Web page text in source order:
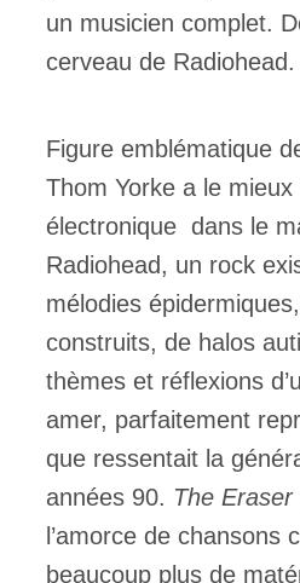
un musicien complet.
cerveau de Radiohead.
Figure emblématique
Thom Yorke a le
électronique dans le
Radiohead, un rock
mélodies
construits, de halos
thèmes et réflexions
amer, parfaitement
que ressentait la
années 90. The Eraser
l’amorce de chansons
beaucoup plus de